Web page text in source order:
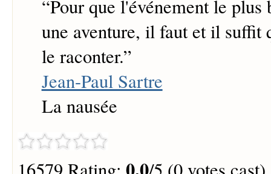
“Pour que l'événement le plus
une aventure, il faut et il suffit
le raconter.”
Jean-Paul Sartre
La nausée